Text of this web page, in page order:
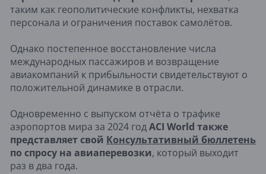
таким как геополитические конфликты, нехватка
персонала и ограничения поставок самолётов.
Однако постепенное восстановление числа
международных пассажиров и возвращение
авиакомпаний к прибыльности свидетельствуют о
положительной динамике в отрасли.
Одновременно с выпуском отчёта о трафике
аэропортов мира за 2024 годACI World также
представляет свой Консультативный бюллетень
по спросу на авиаперевозки, который выходит
раз в два года.